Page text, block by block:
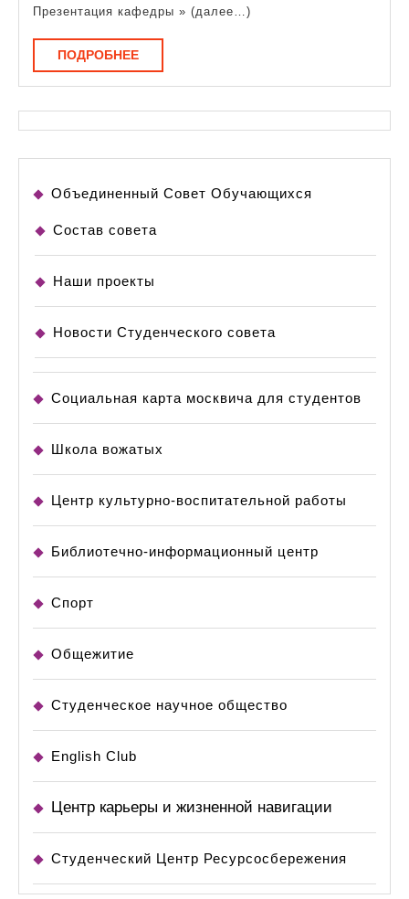
Презентация кафедры » (далее…)
ПОДРОБНЕЕПОДРОБНЕЕ
Объединенный Совет Обучающихся
Состав совета
Наши проекты
Новости Студенческого совета
Социальная карта москвича для студентов
Школа вожатых
Центр культурно-воспитательной работы
Библиотечно-информационный центр
Спорт
Общежитие
Студенческое научное общество
English Club
Центр карьеры и жизненной навигации
Студенческий Центр Ресурсосбережения